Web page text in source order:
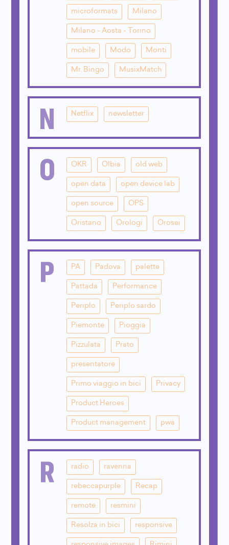
microformats Milano
Milano - Aosta - Torino
mobile Modo Monti
Mr. Bingo MusixMatch
N Netflix newsletter
O OKR Olbia old web
open data open device lab
open source OPS
Oristano Orologi Orosei
P PA Padova palette
Pattada Performance
Periplo Periplo sardo
Piemonte Pioggia
Pizzulata Prato
presentatore
Primo viaggio in bici Privacy
Product Heroes
Product management pwa
R radio ravenna
rebeccapurple Recap
remote resmini
Resolza in bici responsive